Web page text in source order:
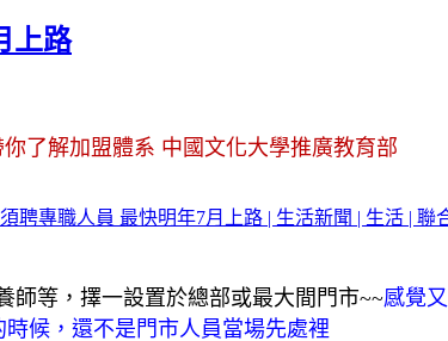
上路
了解加盟體系 中國文化大學推廣教育部
聘專職人員 最快明年7月上路 | 生活新聞 | 生活 | 聯
師等，擇一設置於總部或最大間門市~~感覺
候，還不是門市人員當場先處裡